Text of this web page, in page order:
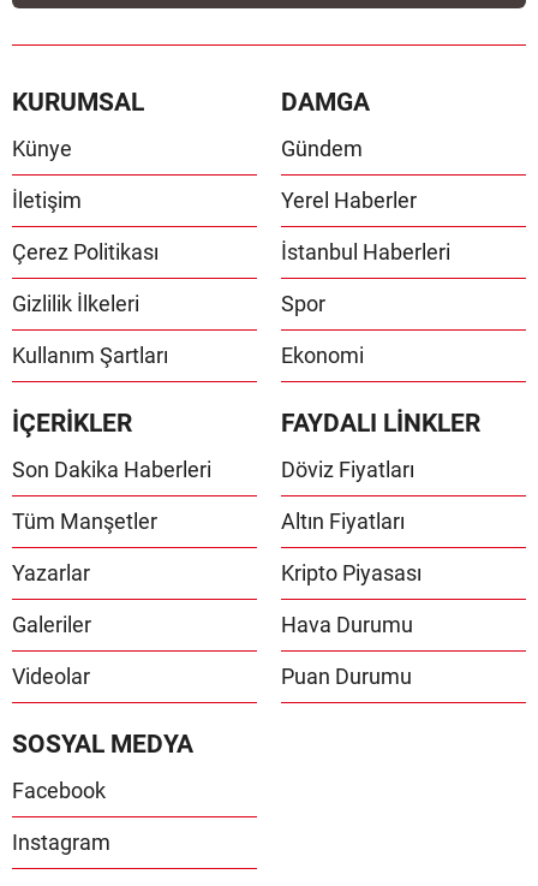
KURUMSAL
Künye
İletişim
Çerez Politikası
Gizlilik İlkeleri
Kullanım Şartları
DAMGA
Gündem
Yerel Haberler
İstanbul Haberleri
Spor
Ekonomi
İÇERİKLER
Son Dakika Haberleri
Tüm Manşetler
Yazarlar
Galeriler
Videolar
FAYDALI LİNKLER
Döviz Fiyatları
Altın Fiyatları
Kripto Piyasası
Hava Durumu
Puan Durumu
SOSYAL MEDYA
Facebook
Instagram